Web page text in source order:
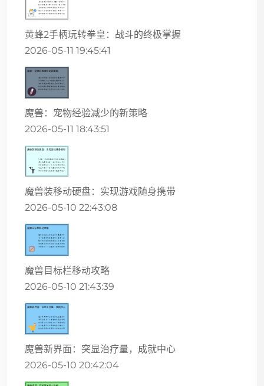
黄蜂2手柄玩转拳皇：战斗的终极掌握
2026-05-11 19:45:41
魔兽：宠物经验减少的新策略
2026-05-11 18:43:51
魔兽装移动硬盘：实现游戏随身携带
2026-05-10 22:43:08
魔兽目标栏移动攻略
2026-05-10 21:43:39
魔兽新界面：突显治疗量，成就中心
2026-05-10 20:42:04